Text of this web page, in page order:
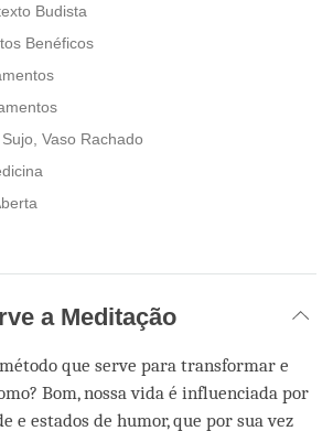
Budista
Benéficos
Vaso Rachado
a Meditação
que serve para transformar e
Bom, nossa vida é influenciada por
e estados de humor, que por sua vez